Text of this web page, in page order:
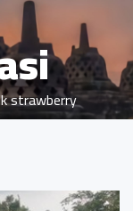
strawberry